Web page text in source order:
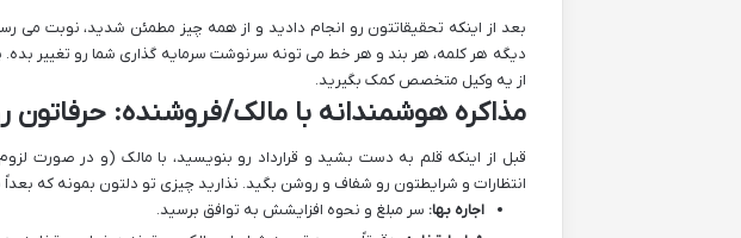
بعد از اینکه تحقیقاتتون رو انجام دادید و از همه چیز مطمئن شدید، نوبت می
دیگه هر کلمه، هر بند و هر خط می تونه سرنوشت سرمایه گذاری شما رو تغییر
از یه وکیل متخصص کمک بگیرید.
مذاکره هوشمندانه با مالک/فروشنده: حرفاتون
قبل از اینکه قلم به دست بشید و قرارداد رو بنویسید، با مالک (و در صورت
انتظارات و شرایطتون رو شفاف و روشن بگید. نذارید چیزی تو دلتون بمونه که
اجاره بها: سر مبلغ و نحوه افزایشش به توافق برسید.